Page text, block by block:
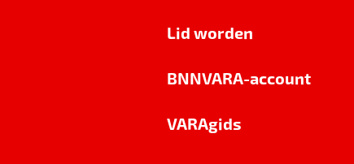
Lid worden
BNNVARA-account
VARAgids